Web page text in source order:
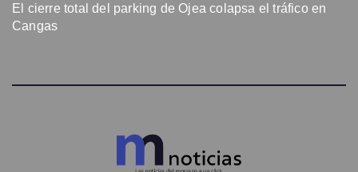
El cierre total del parking de Ojea colapsa el tráfico en
Cangas